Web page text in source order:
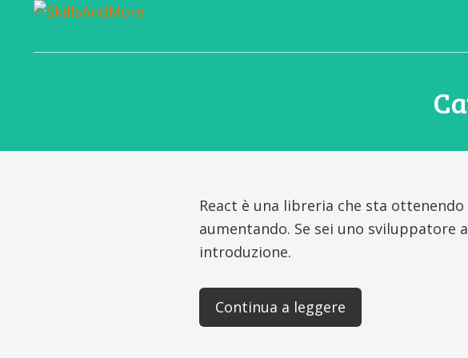
del
React è una libreria che sta
aumentando. Se sei uno
introduzione.
Continua a leggere